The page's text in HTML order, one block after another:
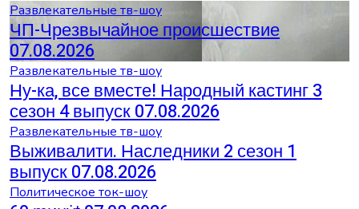
Развлекательные тв-шоу
ЧП-Чрезвычайное происшествие
07.08.2026
Развлекательные тв-шоу
Ну-ка, все вместе! Народный кастинг 3
сезон 4 выпуск 07.08.2026
Развлекательные тв-шоу
Выживалити. Наследники 2 сезон 1
выпуск 07.08.2026
Политическое ток-шоу